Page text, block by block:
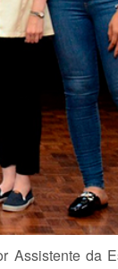
Assistente da